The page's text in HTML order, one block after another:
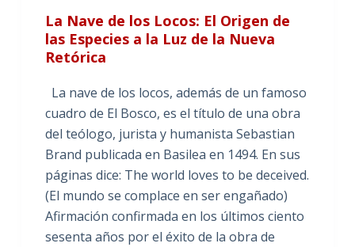
La Nave de los Locos: El Origen de
las Especies a la Luz de la Nueva
Retórica
La nave de los locos, además de un famoso
cuadro de El Bosco, es el título de una obra
del teólogo, jurista y humanista Sebastian
Brand publicada en Basilea en 1494. En sus
páginas dice: The world loves to be deceived.
(El mundo se complace en ser engañado)
Afirmación confirmada en los últimos ciento
sesenta años por el éxito de la obra de